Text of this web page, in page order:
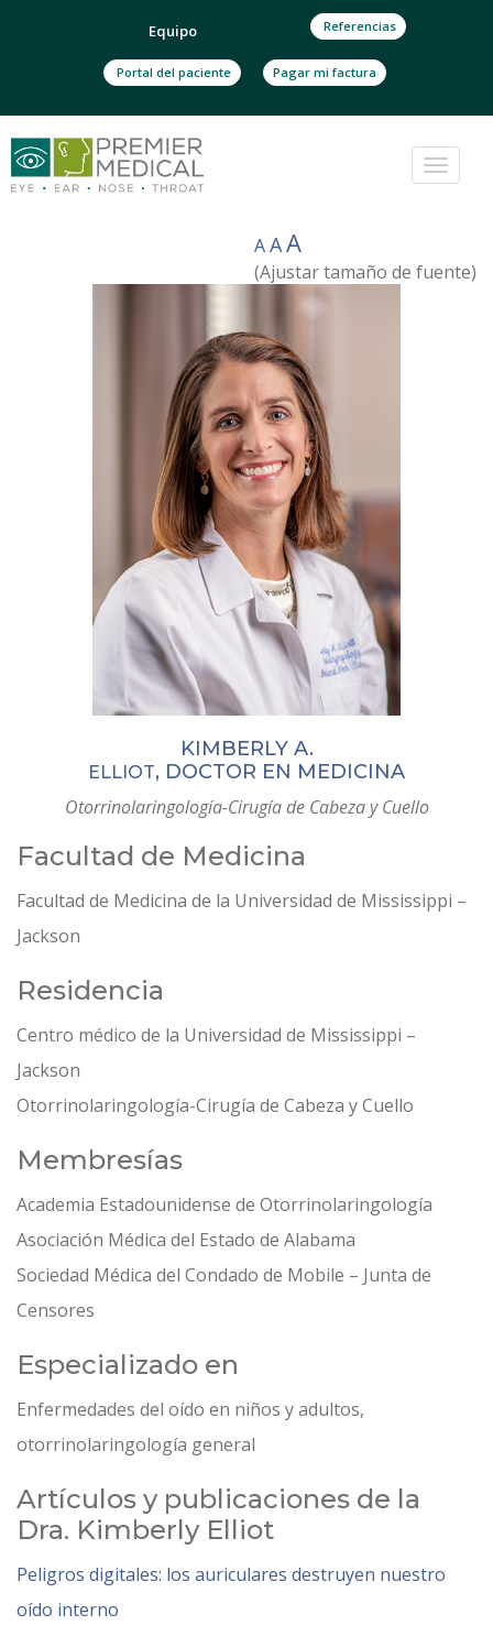
Equipo Referencias
Portal del paciente Pagar mi factura
AAA
(Ajustar tamaño de fuente)
KIMBERLY A.
ELLIOT, DOCTOR EN MEDICINA
Otorrinolaringología-Cirugía de Cabeza y Cuello
Facultad de Medicina
Facultad de Medicina de la Universidad de Mississippi –
Jackson
Residencia
Centro médico de la Universidad de Mississippi –
Jackson
Otorrinolaringología-Cirugía de Cabeza y Cuello
Membresías
Academia Estadounidense de Otorrinolaringología
Asociación Médica del Estado de Alabama
Sociedad Médica del Condado de Mobile – Junta de
Censores
Especializado en
Enfermedades del oído en niños y adultos,
otorrinolaringología general
Artículos y publicaciones de la
Dra. Kimberly Elliot
Peligros digitales: los auriculares destruyen nuestro
oído interno